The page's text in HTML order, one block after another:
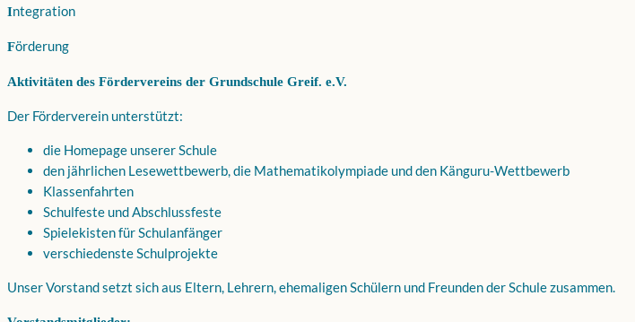
Integration
Förderung
Aktivitäten des Fördervereins der Grundschule Greif. e.V.
Der Förderverein unterstützt:
die Homepage unserer Schule
den jährlichen Lesewettbewerb, die Mathematikolympiade und den Känguru-Wettbewerb
Klassenfahrten
Schulfeste und Abschlussfeste
Spielekisten für Schulanfänger
verschiedenste Schulprojekte
Unser Vorstand setzt sich aus Eltern, Lehrern, ehemaligen Schülern und Freunden der Schule zusammen.